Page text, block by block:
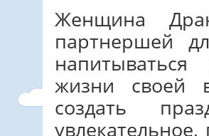
Женщина
партнершей
жизни своей
создать